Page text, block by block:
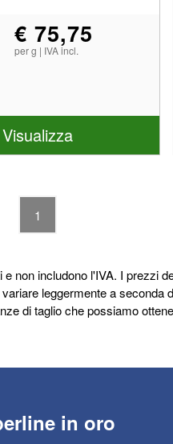
€ 75,75
per g | IVA incl.
Visualizza
1
non includono l'IVA. I prezzi
leggermente a seconda
di taglio che possiamo
in oro